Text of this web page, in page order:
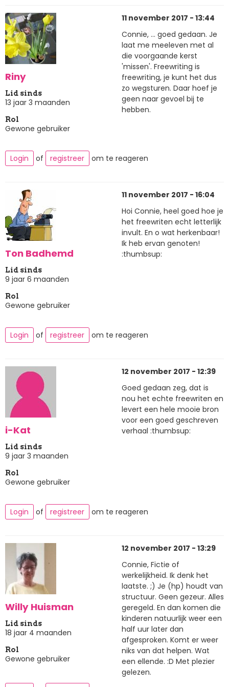
Riny
Lid sinds
13 jaar 3 maanden
Rol
Gewone gebruiker
11 november 2017 - 13:44
Connie, ... goed gedaan. Je
laat me meeleven met al
die voorgaande kerst
'missen'. Freewriting is
freewriting, je kunt het dus
zo wegsturen. Daar hoef je
geen naar gevoel bij te
hebben.
Login of registreer om te reageren
Ton Badhemd
Lid sinds
9 jaar 6 maanden
Rol
Gewone gebruiker
11 november 2017 - 16:04
Hoi Connie, heel goed hoe je
het freewriten echt letterlijk
invult. En o wat herkenbaar!
Ik heb ervan genoten!
:thumbsup:
Login of registreer om te reageren
i-Kat
Lid sinds
9 jaar 3 maanden
Rol
Gewone gebruiker
12 november 2017 - 12:39
Goed gedaan zeg, dat is
nou het echte freewriten en
levert een hele mooie bron
voor een goed geschreven
verhaal :thumbsup:
Login of registreer om te reageren
Willy Huisman
Lid sinds
18 jaar 4 maanden
Rol
Gewone gebruiker
12 november 2017 - 13:29
Connie, Fictie of
werkelijkheid. Ik denk het
laatste. ;) Je (hp) houdt van
structuur. Geen gezeur. Alles
geregeld. En dan komen die
kinderen natuurlijk weer een
half uur later dan
afgesproken. Komt er weer
niks van dat helpen. Wat
een ellende. :D Met plezier
gelezen.